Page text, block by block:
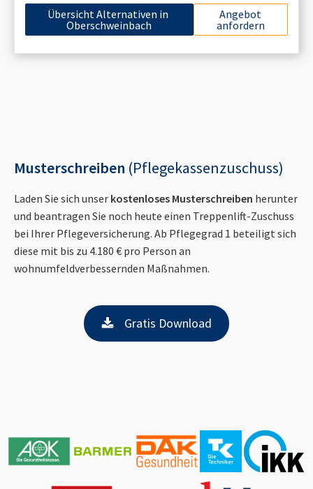
Übersicht Alternativen in
Oberschweinbach
Angebot
anfordern
Musterschreiben (Pflegekassenzuschuss)
Laden Sie sich unser kostenloses Musterschreiben herunter
und beantragen Sie noch heute einen Treppenlift-Zuschuss
bei Ihrer Pflegeversicherung. Ab Pflegegrad 1 beteiligt sich
diese mit bis zu 4.180 € pro Person an
wohnumfeldverbessernden Maßnahmen.
Gratis Download